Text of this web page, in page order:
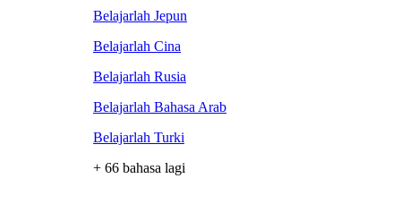
Belajarlah Jepun
Belajarlah Cina
Belajarlah Rusia
Belajarlah Bahasa Arab
Belajarlah Turki
+ 66 bahasa lagi